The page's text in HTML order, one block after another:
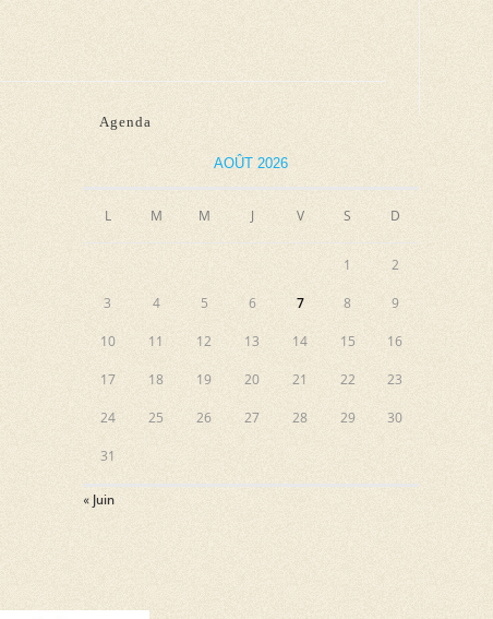
Agenda
AOÛT 2026
L M M J V S D
1 2
3 4 5 6 7 8 9
10 11 12 13 14 15 16
17 18 19 20 21 22 23
24 25 26 27 28 29 30
31
« Juin